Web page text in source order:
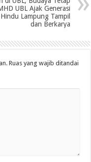
UBL Ajak Generasi
Lampung Tampil
dan Berkarya
Ruas yang wajib ditandai